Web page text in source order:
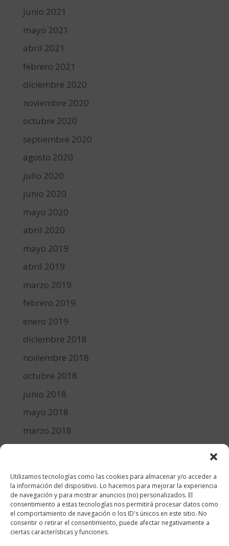
Utilizamos tecnologías como las cookies para almacenar y/o acceder a
la información del dispositivo. Lo hacemos para mejorar la experiencia
de navegación y para mostrar anuncios (no) personalizados. El
consentimiento a estas tecnologías nos permitirá procesar datos como
el comportamiento de navegación o los ID's únicos en este sitio. No
consentir o retirar el consentimiento, puede afectar negativamente a
ciertas características y funciones.
junio 2021
mayo 2021
abril 2021
febrero 2021
diciembre 2020
noviembre 2020
octubre 2020
septiembre 2020
agosto 2020
julio 2020
junio 2020
mayo 2020
abril 2020
mayo 2019
abril 2019
marzo 2019
febrero 2019
enero 2019
diciembre 2018
noviembre 2018
octubre 2018
junio 2018
mayo 2018
marzo 2018
diciembre 2017
Categorías
cocina y recetas